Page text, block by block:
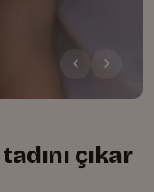
çıkar
+